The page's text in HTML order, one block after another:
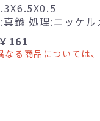
鍮 処理:ニッケル
161
る商品については